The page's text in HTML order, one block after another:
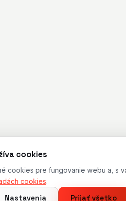
cookies
cookies pre fungovanie webu a, s
cookies.
Nastavenia Prijať všetko